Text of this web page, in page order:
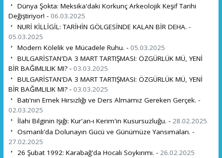
Dünya Şokta: Meksika'daki Korkunç Arkeolojik Keşif Tarihi
Değiştiriyor! - 06.03.2025
NURİ KİLLİGİL: TARİHİN GÖLGESİNDE KALAN BİR DEHA. -
05.03.2025
Modern Kölelik ve Mücadele Ruhu. - 05.03.2025
BULGARİSTAN'DA 3 MART TARTIŞMASI: ÖZGÜRLÜK MÜ, YENİ
BİR BAĞIMLILIK MI? - 03.03.2025
BULGARİSTAN'DA 3 MART TARTIŞMASI: ÖZGÜRLÜK MÜ, YENİ
BİR BAĞIMLILIK MI? - 03.03.2025
Batı'nın Emek Hırsızlığı ve Ders Almamız Gereken Gerçek. -
02.03.2025
İlahi Bilginin Işığı: Kur'an-ı Kerim'in Kusursuzluğu. - 28.02.2025
Osmanlı'da Dolunayın Gücü ve Günümüze Yansımaları. -
27.02.2025
26 Şubat 1992: Karabağ'da Hocalı Soykırımı. - 26.02.2025